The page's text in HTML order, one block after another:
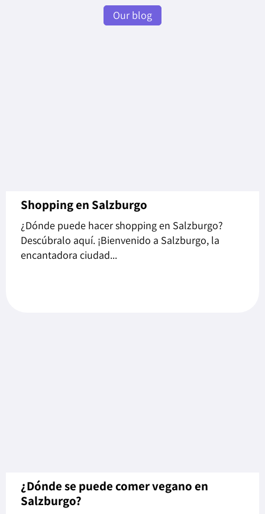
Our blog
Shopping en Salzburgo
¿Dónde puede hacer shopping en Salzburgo?
Descúbralo aquí. ¡Bienvenido a Salzburgo, la
encantadora ciudad...
¿Dónde se puede comer vegano en
Salzburgo?